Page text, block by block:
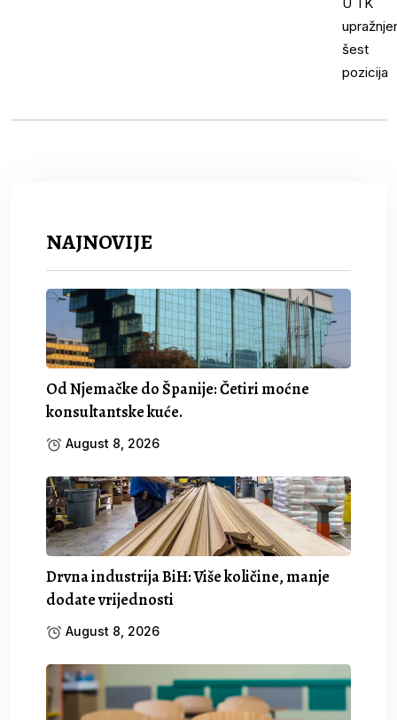
NAJNOVIJE
Od Njemačke do Španije: Četiri moćne
konsultantske kuće.
August 8, 2026
Drvna industrija BiH: Više količine, manje
dodate vrijednosti
August 8, 2026